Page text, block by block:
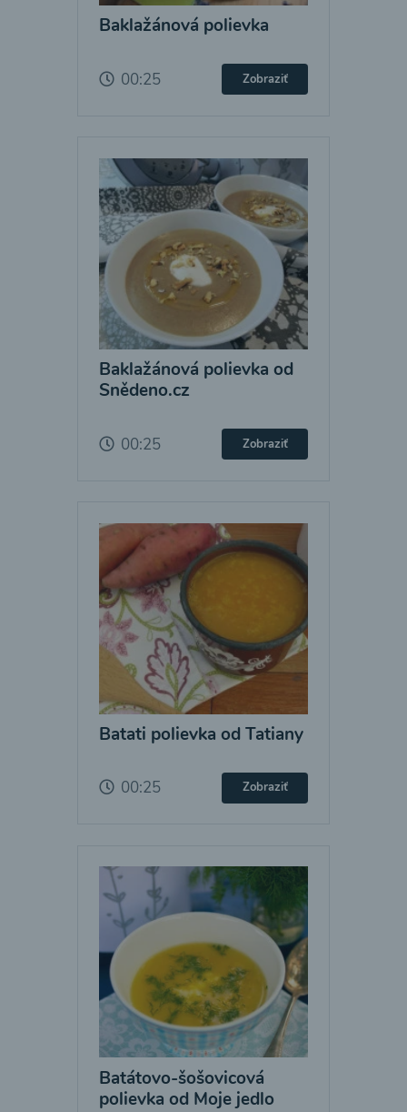
Baklažánová polievka
00:25 Zobraziť
Baklažánová polievka od
Snědeno.cz
00:25 Zobraziť
Batati polievka od Tatiany
00:25 Zobraziť
Batátovo-šošovicová
polievka od Moje jedlo